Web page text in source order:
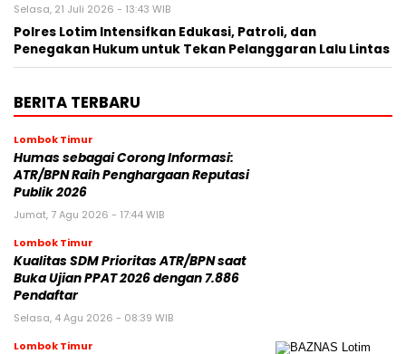
Selasa, 21 Juli 2026 - 13:43 WIB
Polres Lotim Intensifkan Edukasi, Patroli, dan
Penegakan Hukum untuk Tekan Pelanggaran Lalu Lintas
BERITA TERBARU
Lombok Timur
Humas sebagai Corong Informasi:
ATR/BPN Raih Penghargaan Reputasi
Publik 2026
Jumat, 7 Agu 2026 - 17:44 WIB
Lombok Timur
Kualitas SDM Prioritas ATR/BPN saat
Buka Ujian PPAT 2026 dengan 7.886
Pendaftar
Selasa, 4 Agu 2026 - 08:39 WIB
Lombok Timur